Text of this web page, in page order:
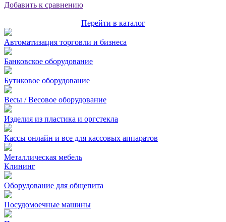
Добавить к сравнению
Перейти в каталог
Автоматизация торговли и бизнеса
Банковское оборудование
Бутиковое оборудование
Весы / Весовое оборудование
Изделия из пластика и оргстекла
Кассы онлайн и все для кассовых аппаратов
Металлическая мебель
Клининг
Оборудование для общепита
Посудомоечные машины